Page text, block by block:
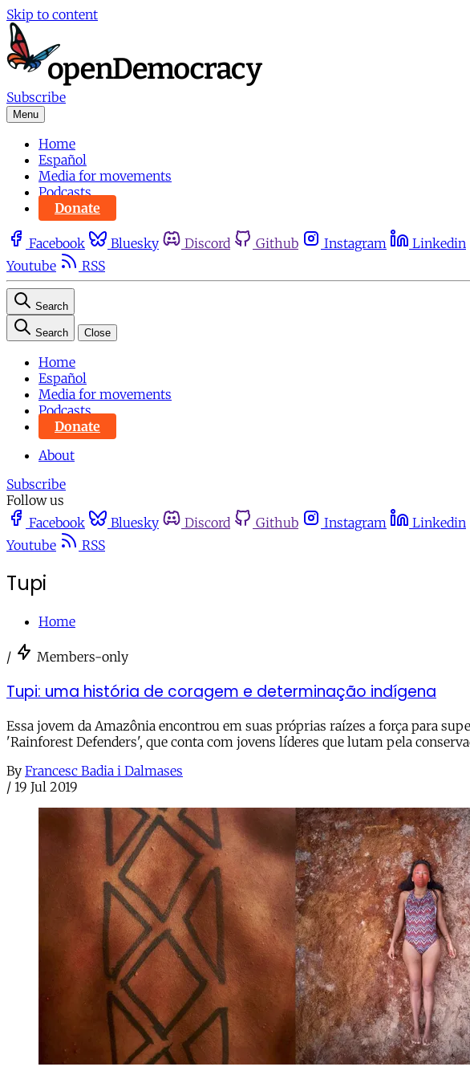
Skip to content
Subscribe
Menu
Home
Español
Media for movements
Podcasts
Donate
Facebook Bluesky Discord Github Instagram Linkedin
Youtube
RSS
Search
Search Close
Home
Español
Media for movements
Podcasts
Donate
About
Subscribe
Follow us
Facebook
Bluesky Discord Github Instagram Linkedin
Youtube
RSS
Tupi
Home
/ Members-only
Tupi: uma história de coragem e determinação indígena
Essa jovem da Amazônia encontrou em suas próprias raízes a força para
'Rainforest Defenders', que conta com jovens líderes que lutam pela
By Francesc Badia i Dalmases
/ 19 Jul 2019